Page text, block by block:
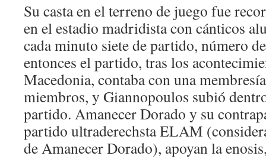
Su casta en el terreno de juego fue
en el estadio madridista con cánticos
cada minuto siete de partido, número
entonces el partido, tras los
Macedonia, contaba con una
miembros, y Giannopoulos subió
partido. Amanecer Dorado y su
partido ultraderechsta ELAM
de Amanecer Dorado), apoyan la